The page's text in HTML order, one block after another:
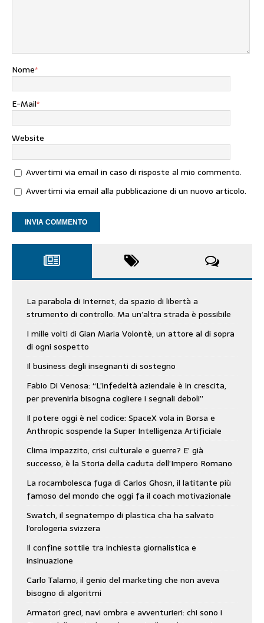
Nome*
E-Mail*
Website
Avvertimi via email in caso di risposte al mio commento.
Avvertimi via email alla pubblicazione di un nuovo articolo.
La parabola di Internet, da spazio di libertà a
strumento di controllo. Ma un’altra strada è possibile
I mille volti di Gian Maria Volontè, un attore al di sopra
di ogni sospetto
Il business degli insegnanti di sostegno
Fabio Di Venosa: “L’infedeltà aziendale è in crescita,
per prevenirla bisogna cogliere i segnali deboli”
Il potere oggi è nel codice: SpaceX vola in Borsa e
Anthropic sospende la Super Intelligenza Artificiale
Clima impazzito, crisi culturale e guerre? E’ già
successo, è la Storia della caduta dell’Impero Romano
La rocambolesca fuga di Carlos Ghosn, il latitante più
famoso del mondo che oggi fa il coach motivazionale
Swatch, il segnatempo di plastica cha ha salvato
l’orologeria svizzera
Il confine sottile tra inchiesta giornalistica e
insinuazione
Carlo Talamo, il genio del marketing che non aveva
bisogno di algoritmi
Armatori greci, navi ombra e avventurieri: chi sono i